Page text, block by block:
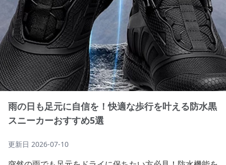
雨の日も足元に自信を！快適な歩行を叶える防水黒
スニーカーおすすめ5選
更新日 2026-07-10